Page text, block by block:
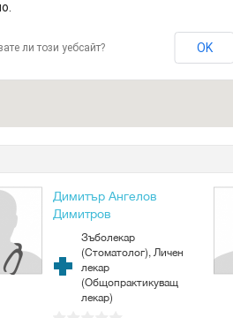
ли този уебсайт? OK
Димитър Ангелов
Димитров
Зъболекар
(Стоматолог), Личен
лекар
(Общопрактикуващ
лекар)